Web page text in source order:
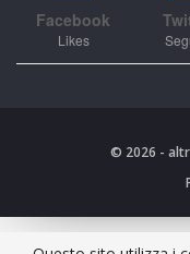
Facebook
Likes
© 2026 -